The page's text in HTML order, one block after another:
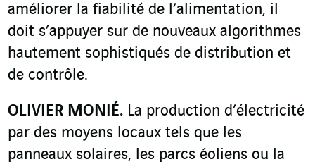
améliorer la fiabilité de l’alimentation, il
doit s’appuyer sur de nouveaux algorithmes
hautement sophistiqués de distribution et
de contrôle.
OLIVIER MONIÉ. La production d’électricité
par des moyens locaux tels que les
panneaux solaires, les parcs éoliens ou la